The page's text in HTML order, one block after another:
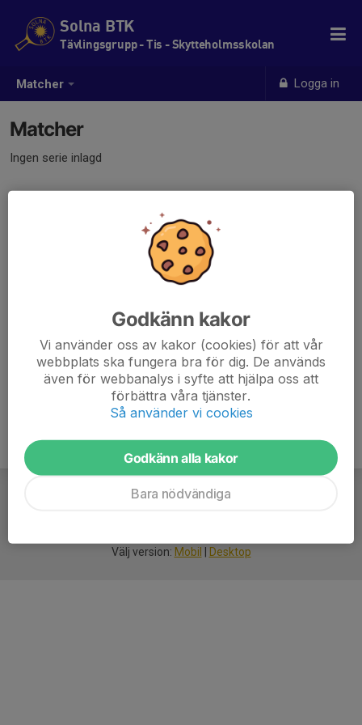
Matcher Logga in
Solna BTK
Tävlingsgrupp - Tis - Skytteholmsskolan
Matcher
Ingen serie inlagd
Välj version: Mobil Desktop
Godkänn kakor
Vi använder oss av kakor (cookies) för att vår
webbplats ska fungera bra för dig. De används
även för webbanalys i syfte att hjälpa oss att
förbättra våra tjänster.
Så använder vi cookies
Godkänn alla kakor
Bara nödvändiga